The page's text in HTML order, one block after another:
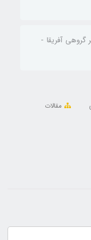
گروهی آفریقا -
مقالات